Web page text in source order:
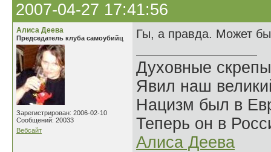
2007-04-27 17:41:56
Алиса Деева
Председатель клуба самоубийц
Зарегистрирован: 2006-02-10
Сообщений: 20033
Вебсайт
Гы, а правда. Может
Духовные
Явил наш
Нацизм был в
Теперь он в
Алиса Деева